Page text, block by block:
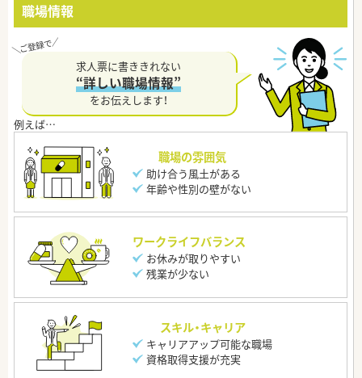
職場情報
求人票に書ききれない
“詳しい職場情報”
をお伝えします！
職場の雰囲気
助け合う風土がある
年齢や性別の壁がない
ワークライフバランス
お休みが取りやすい
残業が少ない
スキル・キャリア
キャリアアップ可能な職場
資格取得支援が充実